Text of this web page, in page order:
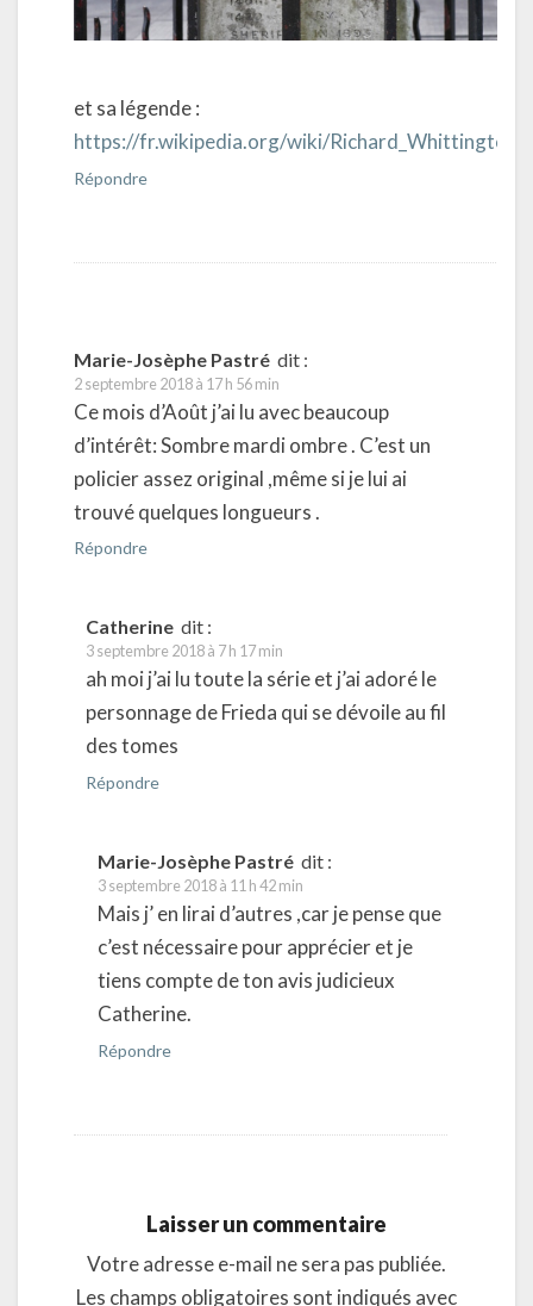
et sa légende :
https://fr.wikipedia.org/wiki/Richard_Whittington
Répondre
Marie-Josèphe Pastré dit :
2 septembre 2018 à 17 h 56 min
Ce mois d’Août j’ai lu avec beaucoup
d’intérêt: Sombre mardi ombre . C’est un
policier assez original ,même si je lui ai
trouvé quelques longueurs .
Répondre
Catherine dit :
3 septembre 2018 à 7 h 17 min
ah moi j’ai lu toute la série et j’ai adoré le
personnage de Frieda qui se dévoile au fil
des tomes
Répondre
Marie-Josèphe Pastré dit :
3 septembre 2018 à 11 h 42 min
Mais j’ en lirai d’autres ,car je pense que
c’est nécessaire pour apprécier et je
tiens compte de ton avis judicieux
Catherine.
Répondre
Laisser un commentaire
Votre adresse e-mail ne sera pas publiée.
Les champs obligatoires sont indiqués avec